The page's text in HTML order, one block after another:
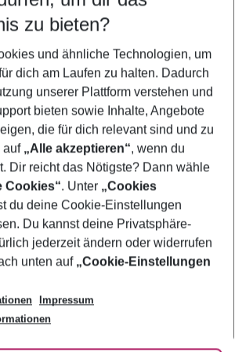
5-8 Nächte
Keine Kinder
Filter anzeigen
ändern
zu bieten?
und ähnliche Technologien, um
dich am Laufen zu halten. Dadurch
unserer Plattform verstehen und
bieten sowie Inhalte, Angebote
die für dich relevant sind und zu
auf „Alle akzeptieren“, wenn du
Dir reicht das Nötigste? Dann wähle
Cookies“. Unter „Cookies
du deine Cookie-Einstellungen
Du kannst deine Privatsphäre-
jederzeit ändern oder widerrufen
unten auf „Cookie-Einstellungen
Impressum